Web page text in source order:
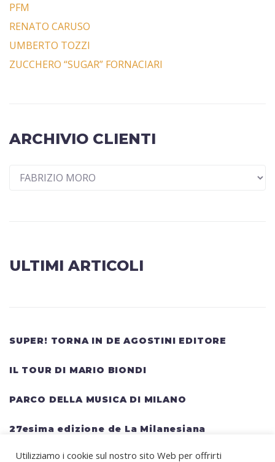
PFM
RENATO CARUSO
UMBERTO TOZZI
ZUCCHERO “SUGAR” FORNACIARI
ARCHIVIO CLIENTI
ULTIMI ARTICOLI
SUPER! TORNA IN DE AGOSTINI EDITORE
IL TOUR DI MARIO BIONDI
PARCO DELLA MUSICA DI MILANO
27esima edizione de La Milanesiana
HELLWATT FESTIVAL: una lineup gigantesca
Utilizziamo i cookie sul nostro sito Web per offrirti